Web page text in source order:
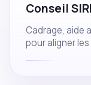
Conseil
Cadrage, aide
pour aligner